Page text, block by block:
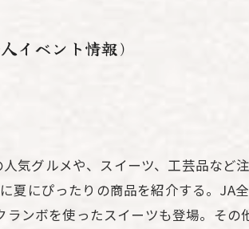
イベント情報)
気グルメや、スイーツ、工芸品など
夏にぴったりの商品を紹介する。JA
ンボを使ったスイーツも登場。そ